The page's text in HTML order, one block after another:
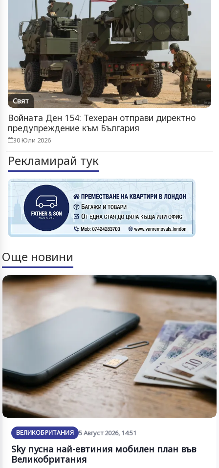
Свят
Войната Ден 154: Техеран отправи директно
предупреждение към България
30 Юли 2026
Рекламирай тук
Още новини
ВЕЛИКОБРИТАНИЯ 5 Август 2026, 14:51
Sky пусна най-евтиния мобилен план във
Великобритания